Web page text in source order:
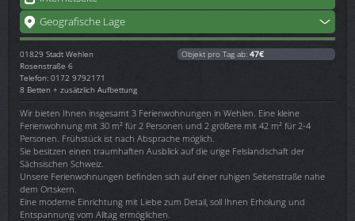
Geografische Lage
01829 Stadt Wehlen
Rosenstraße 6
Telefon: 0172 9792171
8 Betten + zusätzlich Aufbettung
Objekt pro Tag ab: 47€
Wir bieten Ihnen insgesamt 3 Ferienwohnungen in Wehlen. Eine kleine
Ferienwohnung mit 30 m² für 2 Personen und 2 größere mit 42 m² für 2-4
Personen. Frühstück ist nach Absprache möglich.
Sie besitzen einen traumhaften Ausblick auf die urige Felslandschaft der
Sächsischen Schweiz.
Unsere Ferienwohnungen befinden sich auf einer ruhigen Seitenstraße nahe
dem Ortskern.
Eine moderne Einrichtung mit Liebe zum Detail, soll Ihnen Erholung und
Entspannung vom Alltag ermöglichen.